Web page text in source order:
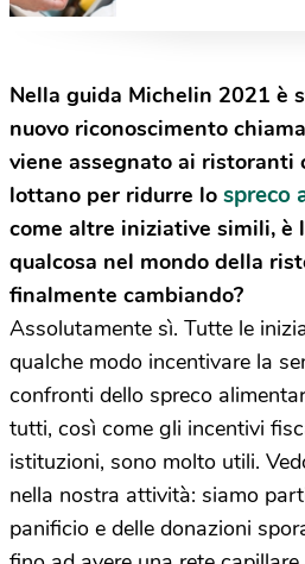
Nella guida Michelin 2021 è
nuovo riconoscimento
viene assegnato ai ristoranti
lottano per ridurre lo spreco
come altre iniziative simili, è
qualcosa nel mondo della
finalmente cambiando?
Assolutamente sì. Tutte le
qualche modo incentivare la
confronti dello spreco
tutti, così come gli incentivi
istituzioni, sono molto utili.
nella nostra attività: siamo
panificio e delle donazioni